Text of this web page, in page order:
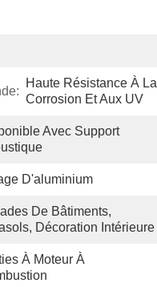
Haute Résistance À La
Corrosion Et Aux UV
Avec Support
D'aluminium
De Bâtiments,
Décoration Intérieure
À Moteur À